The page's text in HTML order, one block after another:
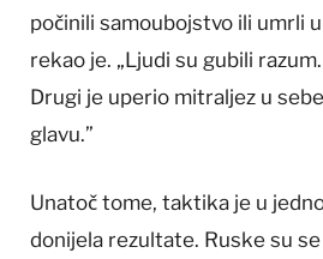
počinili samoubojstvo ili umrli
rekao je. „Ljudi su gubili
Drugi je uperio mitraljez u
glavu.”
Unatoč tome, taktika je u
donijela rezultate. Ruske su